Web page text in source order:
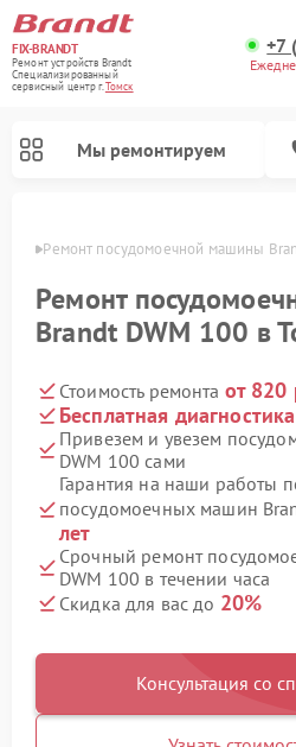
FIX-BRANDT
Ремонт устройств Brandt
Специализированный
cервисный центр г.Томск
+7
Мы ремонтируем
Ремонт посудомоечной машины
Ремонт
Brandt DWM 100 в
Стоимость ремонта от 820
Бесплатная диагностика
Привезем и увезем
DWM 100 сами
Гарантия на наши работы
посудомоечных машин
лет
Срочный ремонт
DWM 100 в течении часа
Скидка для вас до 20%
Консультация со